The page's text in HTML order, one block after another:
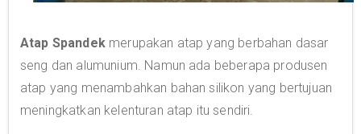
Atap Spandekmerupakan atap yang berbahan dasar
seng dan alumunium. Namun ada beberapa produsen
atap yang menambahkan bahan silikon yang bertujuan
meningkatkan kelenturan atap itu sendiri.